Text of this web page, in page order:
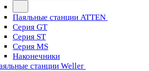
Паяльные станции ATTEN
Серия GT
Серия ST
Серия MS
Наконечники
станции Weller